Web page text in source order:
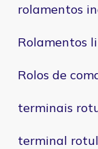
rolamentos
Rolamentos
Rolos de
terminais
terminal